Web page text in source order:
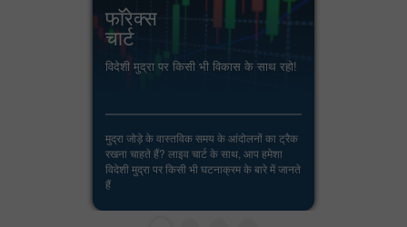
फॉरेक्स
चार्ट
विदेशी मुद्रा पर किसी भी विकास के साथ रहो!
मुद्रा जोड़े के वास्तविक समय के आंदोलनों का ट्रैक
रखना चाहते हैं? लाइव चार्ट के साथ, आप हमेशा
विदेशी मुद्रा पर किसी भी घटनाक्रम के बारे में जानते
हैं